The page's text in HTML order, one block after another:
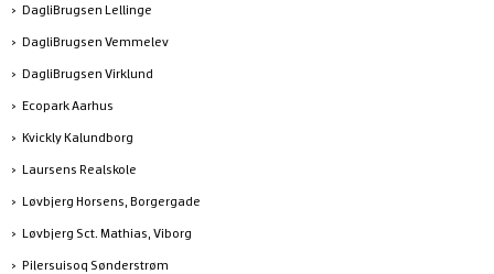
DagliBrugsen Lellinge
DagliBrugsen Vemmelev
DagliBrugsen Virklund
Ecopark Aarhus
Kvickly Kalundborg
Laursens Realskole
Løvbjerg Horsens, Borgergade
Løvbjerg Sct. Mathias, Viborg
Pilersuisoq Sønderstrøm